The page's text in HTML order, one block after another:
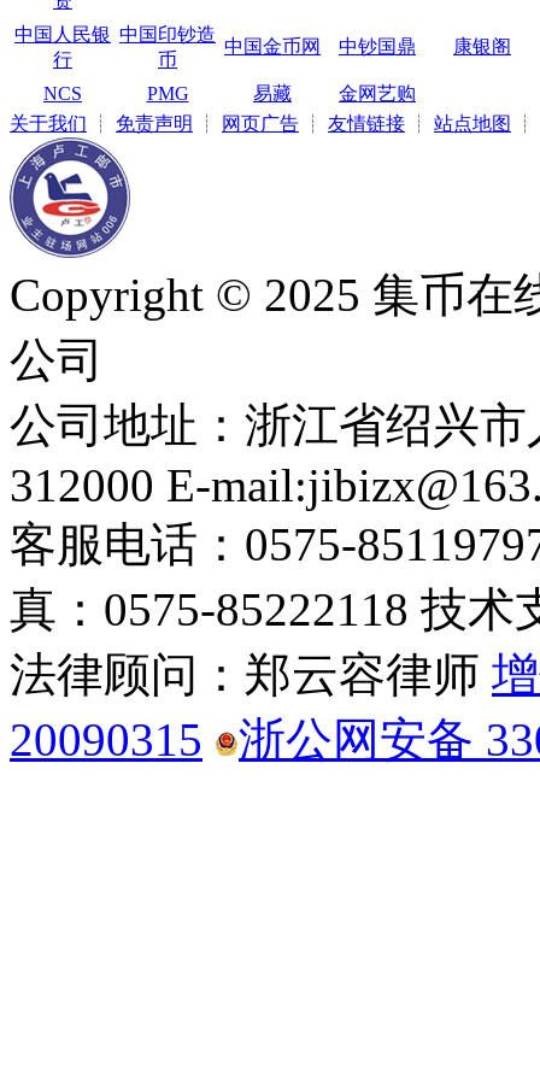
中国人民银
行
中国印钞造
币
中国金币网 中钞国鼎 康银阁
NCS PMG 易藏
金网艺购
关于我们 ┊ 免责声明 ┊ 网页广告 ┊ 友情链接 ┊ 站点地图 ┊
Copyright © 2025 集币在
公司
公司地址：浙江省绍兴
312000 E-
客服电话：0575-
真：0575-85222118 技术
法律顾问：郑云容律师
20090315
浙公网安备